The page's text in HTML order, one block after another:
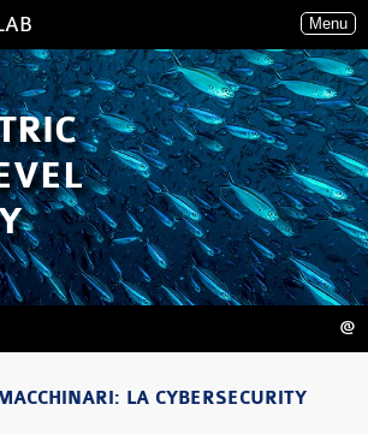
Menu
@
LA CYBERSECURITY